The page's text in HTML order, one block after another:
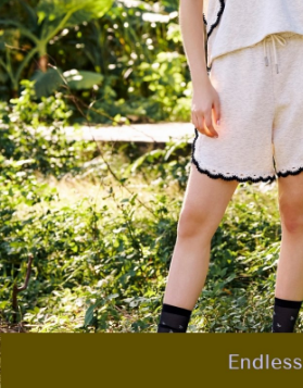
【注意事項】
１．透過由恩沛科技股份有限公司提供之「
易，需依本服務之必要範圍內提供個人資料，並
權轉讓予恩沛科技股份有限公司。
２．關於個人資料處理事宜，請瀏覽以下網址：
https://aftee.tw/terms/#terms3
３．未成年的使用者請事先徵得法定代理人或
「AFTEE先享後付」，若未經同意申辦者引起
任。
４．使用「AFTEE先享後付」時，將依據個別
時審查核予不同之上限額度；若仍有額度不足
請求用戶進行身份認證。
５．嚴禁一人註冊多個帳號或使用他人資訊註
恩沛科技股份有限公司將有權停止該用戶之使
付款後7-11取貨
每筆NT$120，滿NT$2,500(含以上)免運費
宅配
每筆NT$120，滿NT$2,500(含以上)免運費
宅配離島
每筆NT$120，滿NT$2,500(含以上)免運費
付款後門市自取
免運費
海外配送